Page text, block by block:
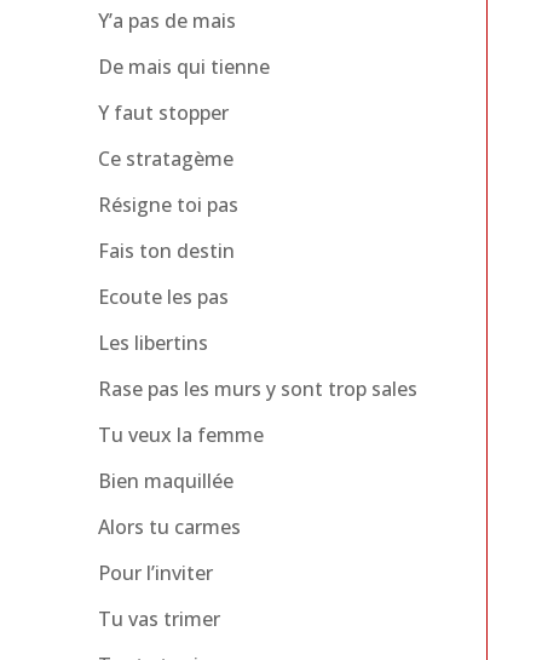
Y’a pas de mais
De mais qui tienne
Y faut stopper
Ce stratagème
Résigne toi pas
Fais ton destin
Ecoute les pas
Les libertins
Rase pas les murs y sont trop sales
Tu veux la femme
Bien maquillée
Alors tu carmes
Pour l’inviter
Tu vas trimer